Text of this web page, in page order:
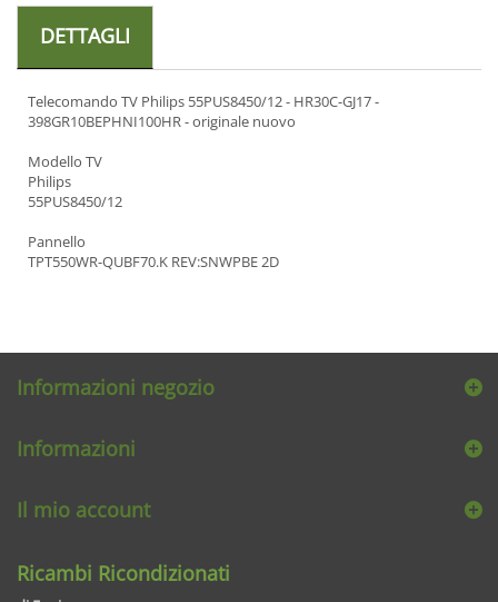
DETTAGLI
Telecomando TV Philips 55PUS8450/12 - HR30C-GJ17 -
398GR10BEPHNI100HR - originale nuovo
Modello TV
Philips
55PUS8450/12
Pannello
TPT550WR-QUBF70.K REV:SNWPBE 2D
Informazioni negozio
Informazioni
Il mio account
Ricambi Ricondizionati